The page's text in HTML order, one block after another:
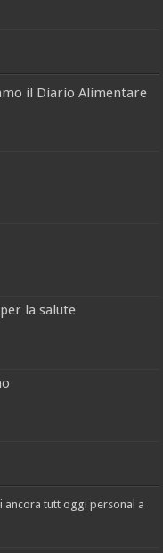
il Diario Alimentare
la salute
ancora tutt oggi personal a